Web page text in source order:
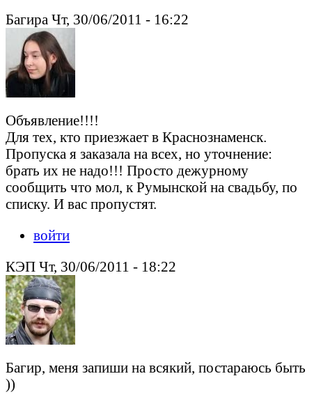
Багира Чт, 30/06/2011 - 16:22
Объявление!!!!
Для тех, кто приезжает в Краснознаменск.
Пропуска я заказала на всех, но уточнение:
брать их не надо!!! Просто дежурному
сообщить что мол, к Румынской на свадьбу, по
списку. И вас пропустят.
войти
КЭП Чт, 30/06/2011 - 18:22
Багир, меня запиши на всякий, постараюсь быть
))